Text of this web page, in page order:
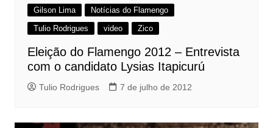
Gilson Lima
Notícias do Flamengo
Tulio Rodrigues
video Zico
Eleição do Flamengo 2012 – Entrevista
com o candidato Lysias Itapicurú
Tulio Rodrigues 7 de julho de 2012